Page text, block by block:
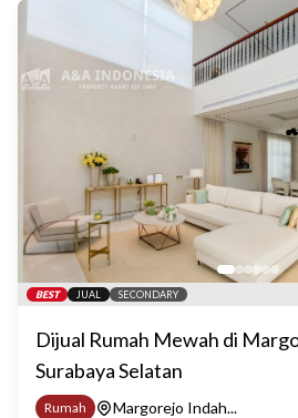
BEST JUAL SECONDARY
Dijual Rumah Mewah di
Surabaya Selatan
Rumah
Margorejo Indah...